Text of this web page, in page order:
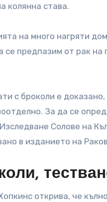
колянна става.
на много нагряти
се предпазим от рак
с броколи е
За да се
Солове на
в изданието на
открива, че